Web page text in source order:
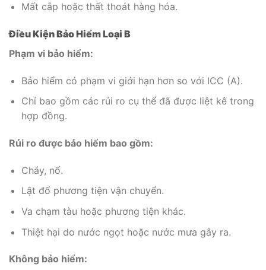
Mất cắp hoặc thất thoát hàng hóa.
Điều Kiện Bảo Hiểm Loại B
Phạm vi bảo hiểm:
Bảo hiểm có phạm vi giới hạn hơn so với ICC (A).
Chỉ bao gồm các rủi ro cụ thể đã được liệt kê trong
hợp đồng.
Rủi ro được bảo hiểm bao gồm:
Cháy, nổ.
Lật đổ phương tiện vận chuyển.
Va chạm tàu hoặc phương tiện khác.
Thiệt hại do nước ngọt hoặc nước mưa gây ra.
Không bảo hiểm: